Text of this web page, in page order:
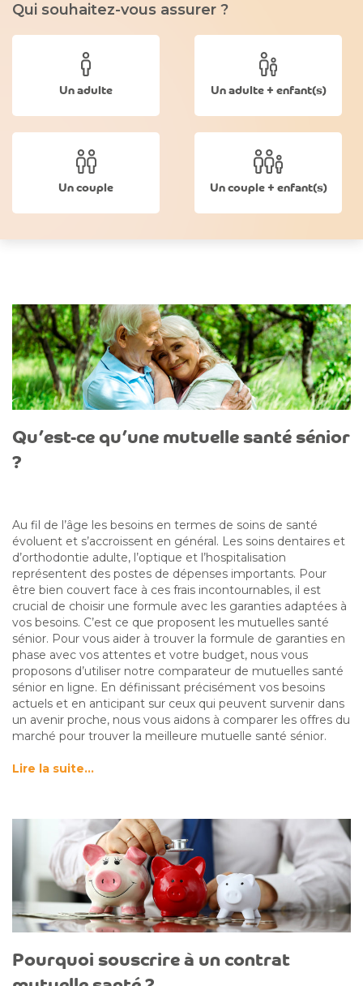
Qui souhaitez-vous assurer ?
Un adulte Un adulte + enfant(s)
Un couple Un couple + enfant(s)
Qu’est-ce qu’une mutuelle santé sénior
?
Au fil de l’âge les besoins en termes de soins de santé
évoluent et s’accroissent en général. Les soins dentaires et
d’orthodontie adulte, l’optique et l’hospitalisation
représentent des postes de dépenses importants. Pour
être bien couvert face à ces frais incontournables, il est
crucial de choisir une formule avec les garanties adaptées à
vos besoins. C’est ce que proposent les mutuelles santé
sénior. Pour vous aider à trouver la formule de garanties en
phase avec vos attentes et votre budget, nous vous
proposons d’utiliser notre comparateur de mutuelles santé
sénior en ligne. En définissant précisément vos besoins
actuels et en anticipant sur ceux qui peuvent survenir dans
un avenir proche, nous vous aidons à comparer les offres du
marché pour trouver la meilleure mutuelle santé sénior.
Lire la suite…
Pourquoi souscrire à un contrat